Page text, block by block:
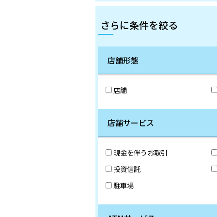
さらに条件を絞る
店舗形態
店舗
店舗サービス
現金を伴うお取引
投資信託
駐車場